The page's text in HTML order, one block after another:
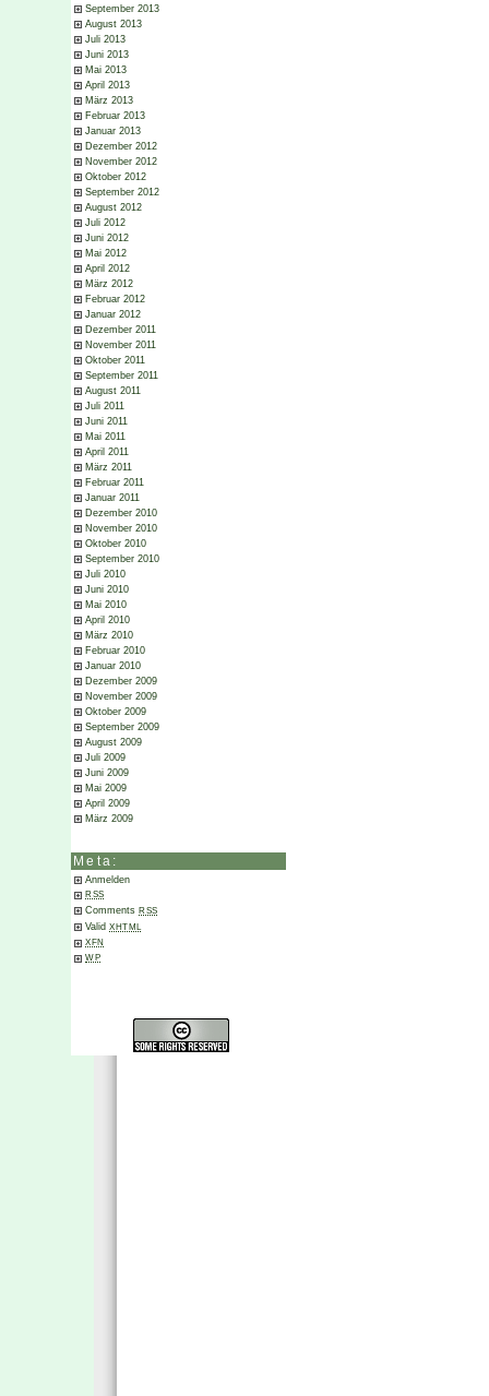
September 2013
August 2013
Juli 2013
Juni 2013
Mai 2013
April 2013
März 2013
Februar 2013
Januar 2013
Dezember 2012
November 2012
Oktober 2012
September 2012
August 2012
Juli 2012
Juni 2012
Mai 2012
April 2012
März 2012
Februar 2012
Januar 2012
Dezember 2011
November 2011
Oktober 2011
September 2011
August 2011
Juli 2011
Juni 2011
Mai 2011
April 2011
März 2011
Februar 2011
Januar 2011
Dezember 2010
November 2010
Oktober 2010
September 2010
Juli 2010
Juni 2010
Mai 2010
April 2010
März 2010
Februar 2010
Januar 2010
Dezember 2009
November 2009
Oktober 2009
September 2009
August 2009
Juli 2009
Juni 2009
Mai 2009
April 2009
März 2009
Meta:
Anmelden
RSS
Comments RSS
Valid XHTML
XFN
WP